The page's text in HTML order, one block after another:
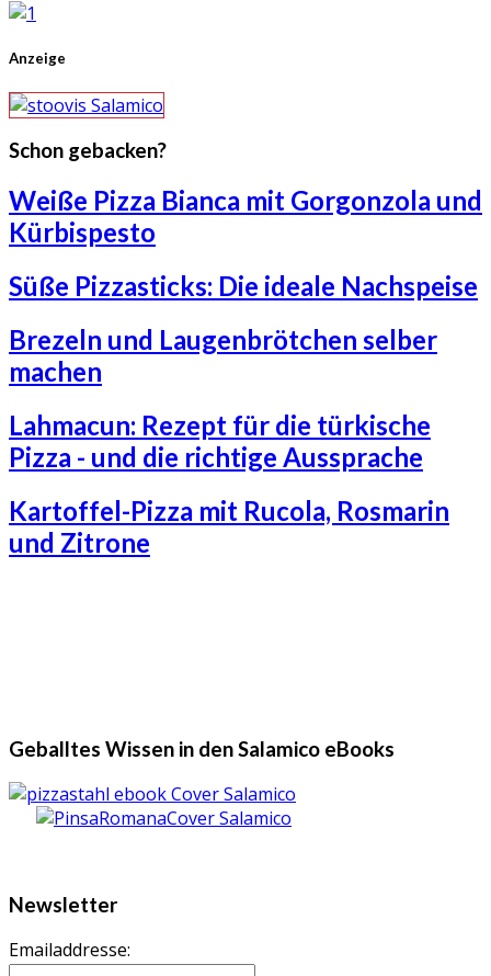
Anzeige
Schon gebacken?
Weiße Pizza Bianca mit Gorgonzola und
Kürbispesto
Süße Pizzasticks: Die ideale Nachspeise
Brezeln und Laugenbrötchen selber
machen
Lahmacun: Rezept für die türkische
Pizza - und die richtige Aussprache
Kartoffel-Pizza mit Rucola, Rosmarin
und Zitrone
Geballtes Wissen in den Salamico eBooks
Newsletter
Emailaddresse: